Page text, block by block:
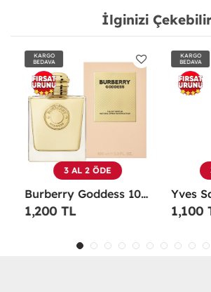
İlginizi
KARGO
BEDAVA
3 AL 2 ÖDE
Burberry Goddess 100 ML EDP Kadın Parfümü -
1,200 TL
KARGO
BEDAVA
1,100